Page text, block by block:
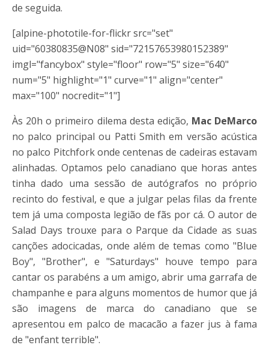
de seguida.
[alpine-phototile-for-flickr src="set"
uid="60380835@N08" sid="72157653980152389"
imgl="fancybox" style="floor" row="5" size="640"
num="5" highlight="1" curve="1" align="center"
max="100" nocredit="1"]
Às 20h o primeiro dilema desta edição, Mac DeMarco
no palco principal ou Patti Smith em versão acústica
no palco Pitchfork onde centenas de cadeiras estavam
alinhadas. Optamos pelo canadiano que horas antes
tinha dado uma sessão de autógrafos no próprio
recinto do festival, e que a julgar pelas filas da frente
tem já uma composta legião de fãs por cá. O autor de
Salad Days trouxe para o Parque da Cidade as suas
canções adocicadas, onde além de temas como "Blue
Boy", "Brother", e "Saturdays" houve tempo para
cantar os parabéns a um amigo, abrir uma garrafa de
champanhe e para alguns momentos de humor que já
são imagens de marca do canadiano que se
apresentou em palco de macacão a fazer jus à fama
de "enfant terrible".